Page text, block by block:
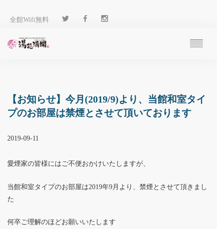
全館Wifi無料
客 室
温 泉
料 理
施 設
ブログ
【お知らせ】今月(2019/9)より、当館和室タイ
プのお部屋は禁煙とさせて頂いております
2019-09-11
愛煙家の皆様にはご不便おかけいたしますが、
当館和室タイプのお部屋は2019年9月より、禁煙とさせて頂きまし
た
何卒ご理解のほどお願いいたします